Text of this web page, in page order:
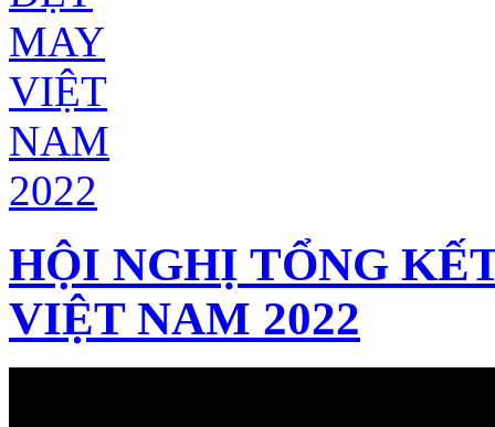
HỘI NGHỊ TỔNG
VIỆT NAM 2022